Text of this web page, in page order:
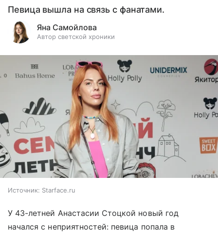
Певица вышла на связь с фанатами.
Яна Самойлова
Автор светской хроники
Источник: Starface.ru
У 43-летней Анастасии Стоцкой новый год
начался с неприятностей: певица попала в